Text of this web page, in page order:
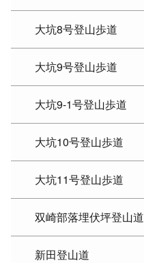
大坑8号登山歩道
大坑9号登山歩道
大坑9-1号登山歩道
大坑10号登山歩道
大坑11号登山歩道
双崎部落埋伏坪登山道
新田登山道